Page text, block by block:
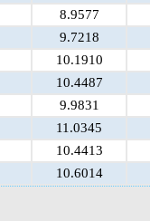
8.9577
9.7218
10.1910
10.4487
9.9831
11.0345
10.4413
10.6014